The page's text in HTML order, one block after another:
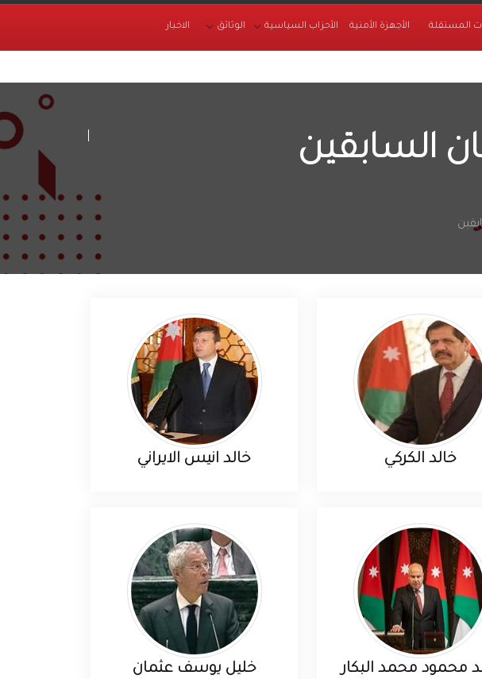
المستقلة الأجهزة الأمنية الأحزاب السياسية الوثائق الاخبار
السابقين
خالد الكركي خالد انيس الايراني
محمود محمد البكار
خليل يوسف عثمان